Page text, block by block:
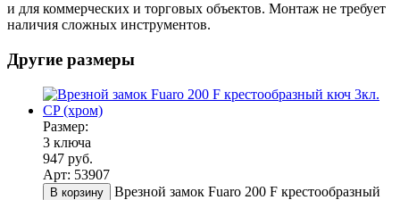
и для коммерческих и торговых объектов. Монтаж не требует
наличия сложных инструментов.
Другие размеры
Размер:
3 ключа
947 руб.
Арт: 53907
В корзину
Врезной замок Fuaro 200 F крестообразный